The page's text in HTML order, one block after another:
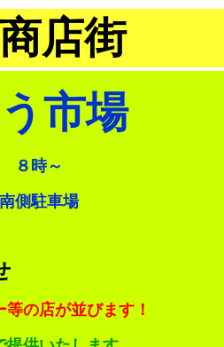
店街
市場
８時～
側駐車場
等の店が並びます！